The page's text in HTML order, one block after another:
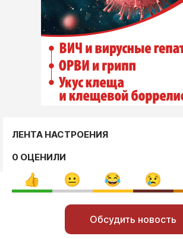
ЛЕНТА НАСТРОЕНИЯ
0 ОЦЕНИЛИ
Обсудить новость